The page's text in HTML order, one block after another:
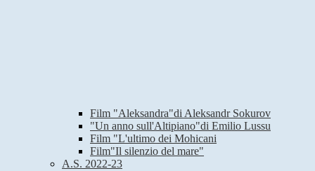
Film "Aleksandra"di Aleksandr Sokurov
"Un anno sull'Altipiano"di Emilio Lussu
Film "L'ultimo dei Mohicani
Film"Il silenzio del mare"
A.S. 2022-23